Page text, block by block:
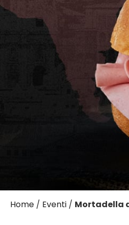
Home / Eventi / Mortadella